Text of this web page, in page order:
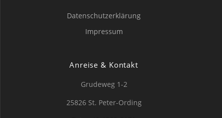
Datenschutzerklärung
Impressum
Anreise & Kontakt
Grudeweg 1-2
25826 St. Peter-Ording